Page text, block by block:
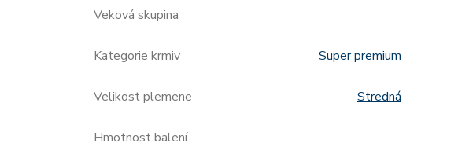
Veková skupina
Kategorie krmiv Super premium
Velikost plemene Stredná
Hmotnost balení